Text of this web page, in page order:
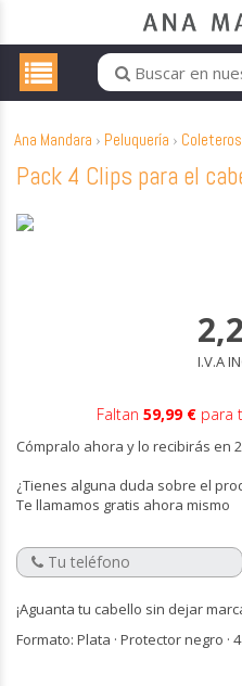
Ana Mandara Peluquería
Pack 4 Clips para el
¡Aguanta tu cabello sin dejar
Formato: Plata · Protector negro ·
I.V.A
Faltan 59,99 € para
Cómpralo ahora y lo recibirás en
¿Tienes alguna duda sobre el
Te llamamos gratis ahora mismo